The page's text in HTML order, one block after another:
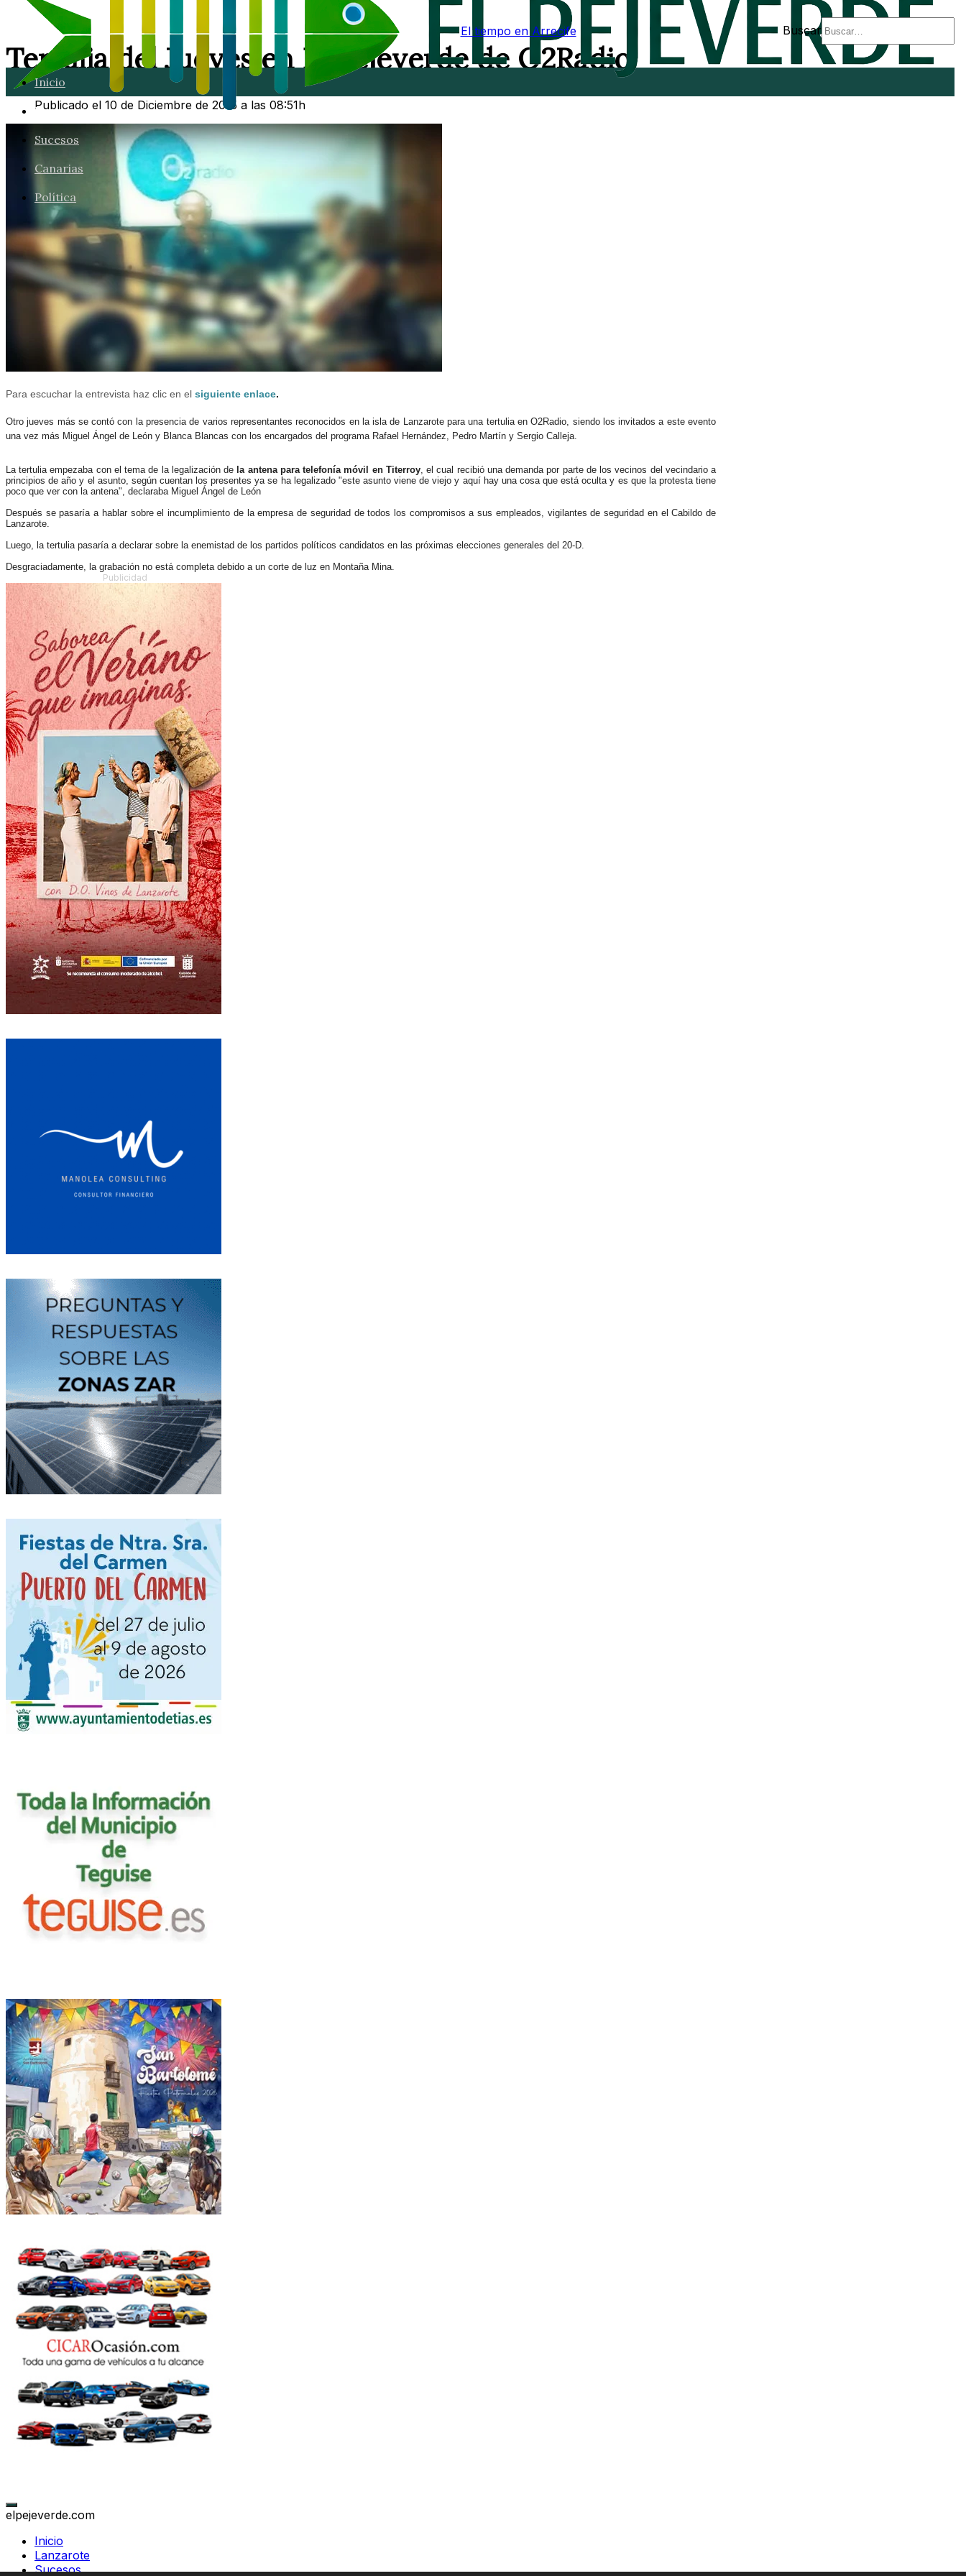
El tiempo en Arrecife Buscar
Inicio
Lanzarote
Sucesos
Canarias
Política
Tertulia del Jueves en El Pejeverde de O2Radio
Publicado el 10 de Diciembre de 2015 a las 08:51h
Para escuchar la entrevista haz clic en el siguiente enlace.
Otro jueves más se contó con la presencia de varios representantes reconocidos en la isla de Lanzarote para una tertulia en O2Radio, siendo los invitados a este evento
una vez más Miguel Ángel de León y Blanca Blancas con los encargados del programa Rafael Hernández, Pedro Martín y Sergio Calleja.
La tertulia empezaba con el tema de la legalización de la antena para telefonía móvil en Titerroy, el cual recibió una demanda por parte de los vecinos del vecindario a
principios de año y el asunto, según cuentan los presentes ya se ha legalizado "este asunto viene de viejo y aquí hay una cosa que está oculta y es que la protesta tiene
poco que ver con la antena", declaraba Miguel Ángel de León
Después se pasaría a hablar sobre el incumplimiento de la empresa de seguridad de todos los compromisos a sus empleados, vigilantes de seguridad en el Cabildo de
Lanzarote.
Luego, la tertulia pasaría a declarar sobre la enemistad de los partidos políticos candidatos en las próximas elecciones generales del 20-D.
Desgraciadamente, la grabación no está completa debido a un corte de luz en Montaña Mina.
Publicidad
elpejeverde.com
Inicio
Lanzarote
Sucesos